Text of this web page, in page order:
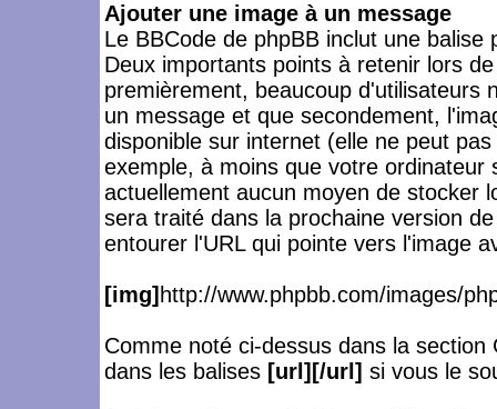
Ajouter une image à un message
Le BBCode de phpBB inclut une
Deux importants points à retenir lors
premièrement, beaucoup d'utilisateurs
un message et que secondement,
disponible sur internet (elle ne peut
exemple, à moins que votre
actuellement aucun moyen de stocker
sera traité dans la prochaine version
entourer l'URL qui pointe vers l'image
[img] http://www.phpbb.com/images/
Comme noté ci-dessus dans la
dans les balises [url][/url] si vous le